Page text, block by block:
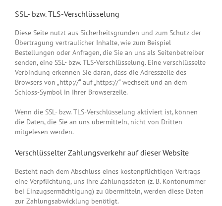
SSL- bzw. TLS-Verschlüsselung
Diese Seite nutzt aus Sicherheitsgründen und zum Schutz der
Übertragung vertraulicher Inhalte, wie zum Beispiel
Bestellungen oder Anfragen, die Sie an uns als Seitenbetreiber
senden, eine SSL- bzw. TLS-Verschlüsselung. Eine verschlüsselte
Verbindung erkennen Sie daran, dass die Adresszeile des
Browsers von „http://“ auf „https://“ wechselt und an dem
Schloss-Symbol in Ihrer Browserzeile.
Wenn die SSL- bzw. TLS-Verschlüsselung aktiviert ist, können
die Daten, die Sie an uns übermitteln, nicht von Dritten
mitgelesen werden.
Verschlüsselter Zahlungsverkehr auf dieser Website
Besteht nach dem Abschluss eines kostenpflichtigen Vertrags
eine Verpflichtung, uns Ihre Zahlungsdaten (z. B. Kontonummer
bei Einzugsermächtigung) zu übermitteln, werden diese Daten
zur Zahlungsabwicklung benötigt.